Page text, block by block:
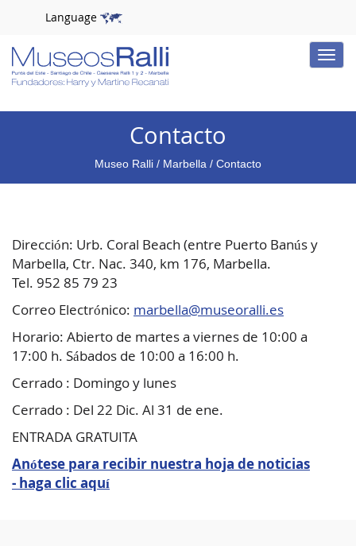
Language
Toggle
Contacto
Museo Ralli / Marbella / Contacto
Dirección: Urb. Coral Beach (entre Puerto Banús y
Marbella, Ctr. Nac. 340, km 176, Marbella.
Tel. 952 85 79 23
Correo Electrónico: marbella@museoralli.es
Horario: Abierto de martes a viernes de 10:00 a
17:00 h. Sábados de 10:00 a 16:00 h.
Cerrado : Domingo y lunes
Cerrado : Del 22 Dic. Al 31 de ene.
ENTRADA GRATUITA
Anótese para recibir nuestra hoja de noticias
- haga clic aquí